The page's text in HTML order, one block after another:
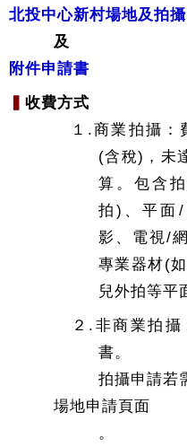
北投中心新村場地及拍
及
附件申請書
▍收費方式
１.商業拍攝：
(含稅)，未
算。包含
拍)、平面/
影、電視/
專業器材(
兒外拍等平
２.非商業拍攝
書。
拍攝申請若
場地申請頁面
。